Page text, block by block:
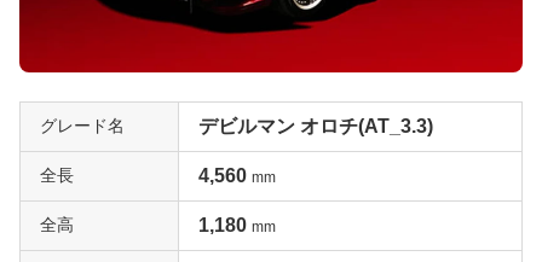
グレード名 デビルマン オロチ(AT_3.3)
全長 4,560 mm
全高 1,180 mm